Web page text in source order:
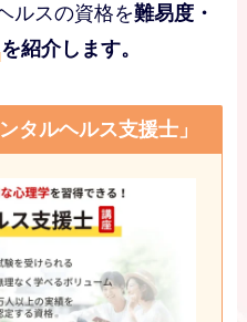
ルスの資格を難易度・
を紹介します。
タルヘルス支援士」